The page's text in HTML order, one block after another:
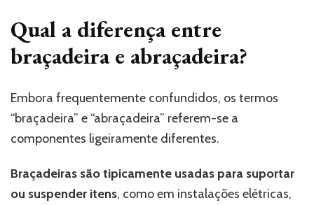
Qual a diferença entre
braçadeira e abraçadeira?
Embora frequentemente confundidos, os termos
“braçadeira” e “abraçadeira” referem-se a
componentes ligeiramente diferentes.
Braçadeiras são tipicamente usadas para suportar
ou suspender itens, como em instalações elétricas,